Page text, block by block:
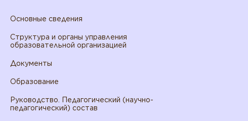
Основные сведения
Структура и органы управления
образовательной организацией
Документы
Образование
Руководство. Педагогический (научно-
педагогический) состав